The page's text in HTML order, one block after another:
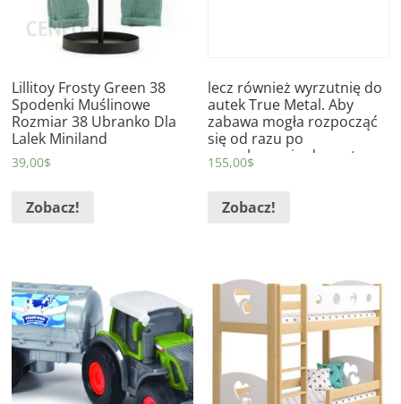
Lillitoy Frosty Green 38
Spodenki Muślinowe
Rozmiar 38 Ubranko Dla
Lalek Miniland
39,00$
Zobacz!
lecz również wyrzutnię do
autek True Metal. Aby
zabawa mogła rozpocząć
się od razu po
rozpakowaniu do zestawu
dołączono pojazd
cechy zestawu:Zawiera
155,00$
Zobacz!